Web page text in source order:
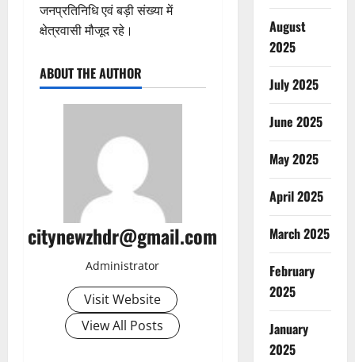
जनप्रतिनिधि एवं बड़ी संख्या में
क्षेत्रवासी मौजूद रहे।
ABOUT THE AUTHOR
citynewzhdr@gmail.com
Administrator
Visit Website
View All Posts
August
2025
July 2025
June 2025
May 2025
April 2025
March 2025
February
2025
January
2025